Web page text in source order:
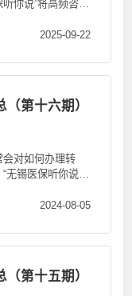
你说”将高频咨询
2025-09-22
第十六期）
对如何办理转
无锡医保听你说”
2024-08-05
第十五期）